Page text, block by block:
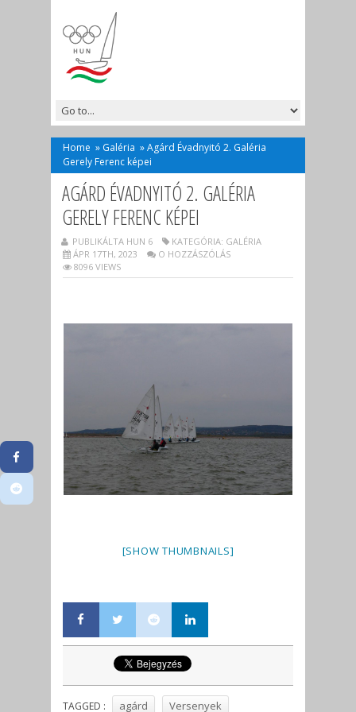
Home » Galéria »Agárd Évadnyitó 2. Galéria
Gerely Ferenc képei
AGÁRD ÉVADNYITÓ 2. GALÉRIA
GERELY FERENC KÉPEI
PUBLIKÁLTA HUN 6 KATEGÓRIA: GALÉRIA
ÁPR 17TH, 2023
O HOZZÁSZÓLÁS
8096 VIEWS
[SHOW THUMBNAILS]
TAGGED : agárd Versenyek